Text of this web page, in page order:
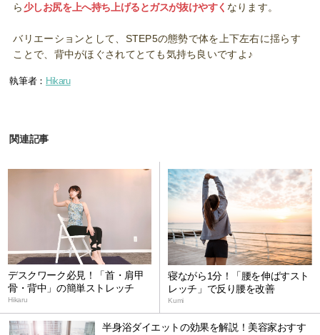
ら 少しお尻を上へ持ち上げるとガスが抜けやすく なります。
バリエーションとして、STEP5の態勢で体を上下左右に揺らす
ことで、背中がほぐされてとても気持ち良いですよ♪
執筆者： Hikaru
関連記事
デスクワーク必見！「首・肩甲
骨・背中」の簡単ストレッチ
Hikaru
寝ながら1分！「腰を伸ばすスト
レッチ」で反り腰を改善
Kumi
半身浴ダイエットの効果を解説！美容家おすす